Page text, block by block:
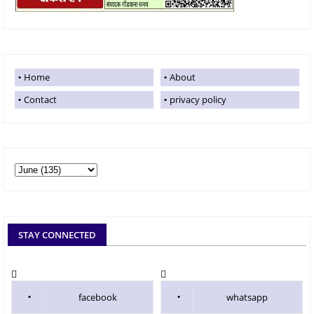
Home
About
Contact
privacy policy
STAY CONNECTED
facebook whatsapp